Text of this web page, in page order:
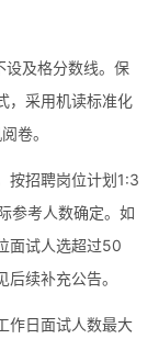
设及格分数线。保
，采用机读标准化
卷。
按招聘岗位计划1:3
参考人数确定。如
面试人选超过50
续补充公告。
作日面试人数最大